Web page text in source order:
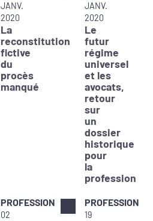
JANV.
2020
La
reconstitution
fictive
du
procès
manqué
JANV.
2020
Le
futur
régime
universel
et les
avocats,
retour
sur
un
dossier
historique
pour
la
profession
PROFESSION
02
PROFESSION
19